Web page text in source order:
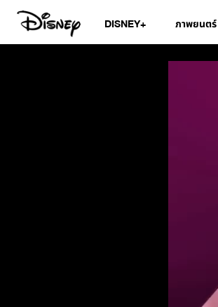
DISNEY+ ภาพยนตร์
สมุด